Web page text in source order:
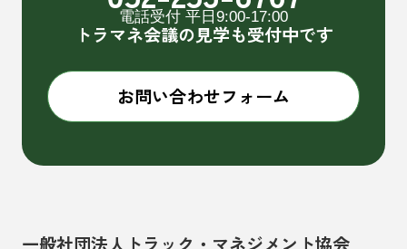
電話受付 平日9:00-17:00
トラマネ会議の見学も受付中です
お問い合わせフォーム
一般社団法人トラック・マネジメント協会